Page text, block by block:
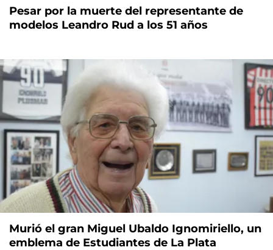
Pesar por la muerte del representante de
modelos Leandro Rud a los 51 años
Murió el gran Miguel Ubaldo Ignomiriello, un
emblema de Estudiantes de La Plata